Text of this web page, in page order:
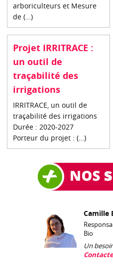
arboriculteurs et Mesure
de (…)
Projet IRRITRACE :
un outil de
traçabilité des
irrigations
IRRITRACE, un outil de
traçabilité des irrigations
Durée : 2020-2027
Porteur du projet : (…)
Camille
Bio
Un